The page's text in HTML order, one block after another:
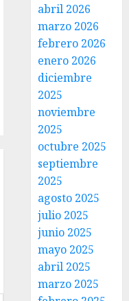
abril 2026
marzo 2026
febrero 2026
enero 2026
diciembre
2025
noviembre
2025
octubre 2025
septiembre
2025
agosto 2025
julio 2025
junio 2025
mayo 2025
abril 2025
marzo 2025